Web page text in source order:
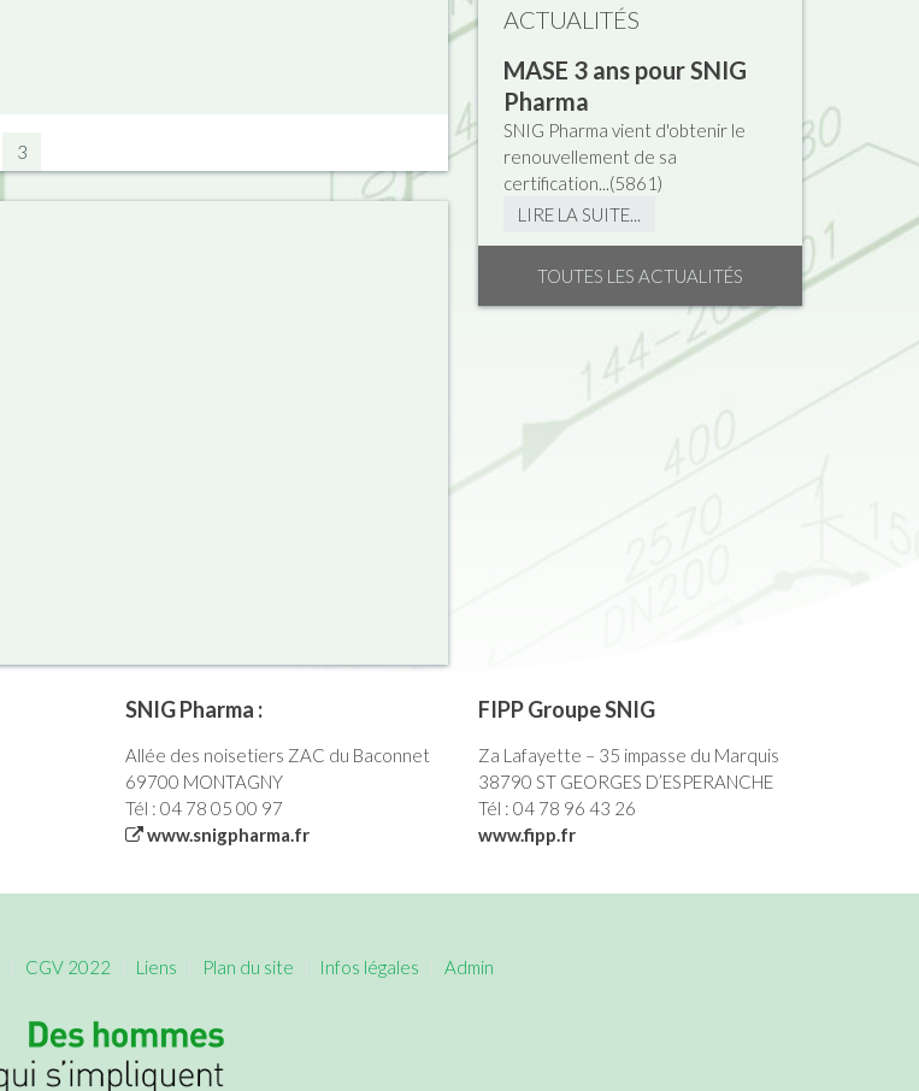
3
ACTUALITÉS
MASE 3 ans pour SNIG
Pharma
SNIG Pharma vient d'obtenir le
renouvellement de sa
certification...(5861)
LIRE LA SUITE...
TOUTES LES ACTUALITÉS
SNIG Pharma :
Allée des noisetiers ZAC du Baconnet
69700 MONTAGNY
Tél : 04 78 05 00 97
www.snigpharma.fr
FIPP Groupe SNIG
Za Lafayette – 35 impasse du Marquis
38790 ST GEORGES D’ESPERANCHE
Tél : 04 78 96 43 26
www.fipp.fr
CGV 2022 Liens Plan du site Infos légales Admin